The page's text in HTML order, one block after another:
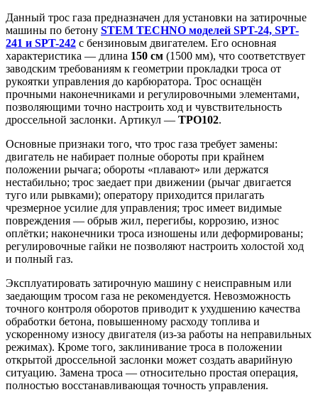
Данный трос газа предназначен для установки на затирочные
машины по бетону STEM TECHNO моделей SPT-24, SPT-
241 и SPT-242 с бензиновым двигателем. Его основная
характеристика — длина 150 см (1500 мм), что соответствует
заводским требованиям к геометрии прокладки троса от
рукоятки управления до карбюратора. Трос оснащён
прочными наконечниками и регулировочными элементами,
позволяющими точно настроить ход и чувствительность
дроссельной заслонки. Артикул — ТРО102.
Основные признаки того, что трос газа требует замены:
двигатель не набирает полные обороты при крайнем
положении рычага; обороты «плавают» или держатся
нестабильно; трос заедает при движении (рычаг двигается
туго или рывками); оператору приходится прилагать
чрезмерное усилие для управления; трос имеет видимые
повреждения — обрыв жил, перегибы, коррозию, износ
оплётки; наконечники троса изношены или деформированы;
регулировочные гайки не позволяют настроить холостой ход
и полный газ.
Эксплуатировать затирочную машину с неисправным или
заедающим тросом газа не рекомендуется. Невозможность
точного контроля оборотов приводит к ухудшению качества
обработки бетона, повышенному расходу топлива и
ускоренному износу двигателя (из-за работы на неправильных
режимах). Кроме того, заклинивание троса в положении
открытой дроссельной заслонки может создать аварийную
ситуацию. Замена троса — относительно простая операция,
полностью восстанавливающая точность управления.